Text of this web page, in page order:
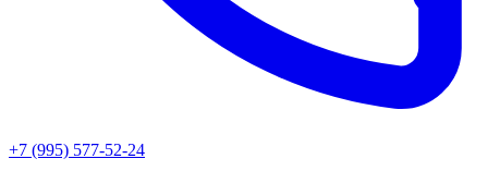
+7 (995) 577-52-24